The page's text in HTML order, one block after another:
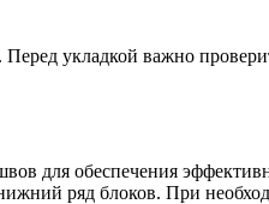
укладкой важно
для обеспечения
ряд блоков. При